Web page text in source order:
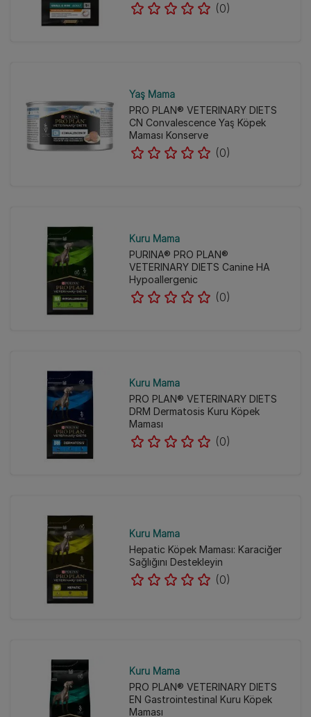
(0)
Yaş Mama
PRO PLAN® VETERINARY DIETS
CN Convalescence Yaş Köpek
Maması Konserve
(0)
Kuru Mama
PURINA® PRO PLAN®
VETERINARY DIETS Canine HA
Hypoallergenic
(0)
Kuru Mama
PRO PLAN® VETERINARY DIETS
DRM Dermatosis Kuru Köpek
Maması
(0)
Kuru Mama
Hepatic Köpek Maması: Karaciğer
Sağlığını Destekleyin
(0)
Kuru Mama
PRO PLAN® VETERINARY DIETS
EN Gastrointestinal Kuru Köpek
Maması